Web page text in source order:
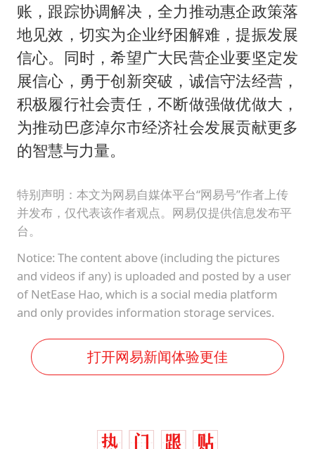
账，跟踪协调解决，全力推动惠企政策落
地见效，切实为企业纾困解难，提振发展
信心。同时，希望广大民营企业要坚定发
展信心，勇于创新突破，诚信守法经营，
积极履行社会责任，不断做强做优做大，
为推动巴彦淖尔市经济社会发展贡献更多
的智慧与力量。
特别声明：本文为网易自媒体平台“网易号”作者上传
并发布，仅代表该作者观点。网易仅提供信息发布平
台。
Notice: The content above (including the pictures
and videos if any) is uploaded and posted by a user
of NetEase Hao, which is a social media platform
and only provides information storage services.
打开网易新闻体验更佳